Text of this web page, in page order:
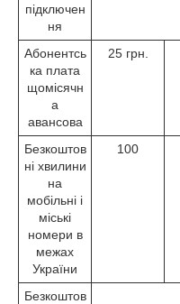
підключен
ня
Абонентсь
ка плата
щомісячн
а
авансова
25 грн.
Безкоштов
ні хвилини
на
мобільні і
міські
номери в
межах
України
100
Безкоштов